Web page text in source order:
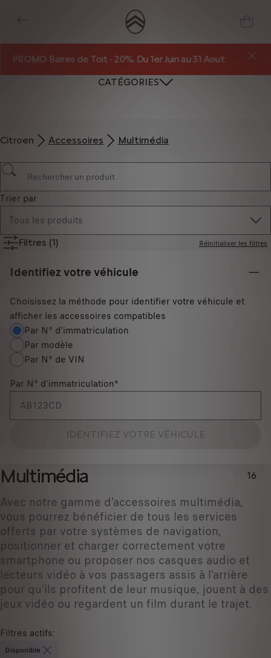
PROMO Barres de Toit - 20%. Du 1er Juin au 31 Aout
CATÉGORIES
Citroen Accessoires Multimédia
Trier par
Tous les produits
Filtres (1) Réinitialiser les filtres
Identifiez votre véhicule
Choisissez la méthode pour identifier votre véhicule et
afficher les accessoires compatibles
Par N° d'immatriculation
Par modèle
Par N° de VIN
Par N° d'immatriculation*
IDENTIFIEZ VOTRE VÉHICULE
Multimédia 16
Avec notre gamme d'accessoires multimédia,
vous pourrez bénéficier de tous les services
offerts par votre systèmes de navigation,
positionner et charger correctement votre
smartphone ou proposer nos casques audio et
lecteurs vidéo à vos passagers assis à l'arrière
pour qu'ils profitent de leur musique, jouent à des
jeux vidéo ou regardent un film durant le trajet.
Filtres actifs:
Disponible